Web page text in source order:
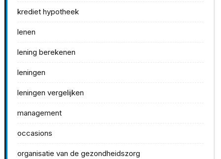
krediet hypotheek
lenen
lening berekenen
leningen
leningen vergelijken
management
occasions
organisatie van de gezondheidszorg